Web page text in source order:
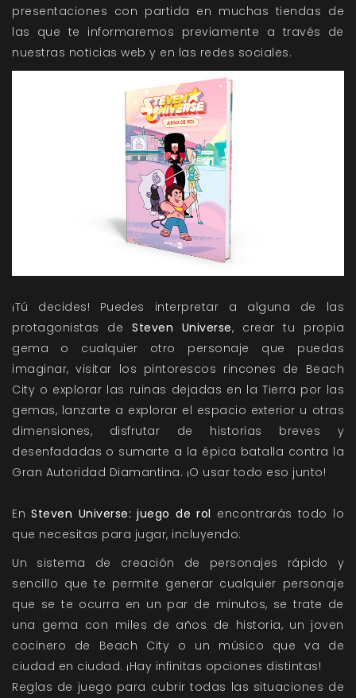
presentaciones con partida en muchas tiendas de
las que te informaremos previamente a través de
nuestras noticias web y en las redes sociales.
¡Tú decides! Puedes interpretar a alguna de las
protagonistas de Steven Universe, crear tu propia
gema o cualquier otro personaje que puedas
imaginar, visitar los pintorescos rincones de Beach
City o explorar las ruinas dejadas en la Tierra por las
gemas, lanzarte a explorar el espacio exterior u otras
dimensiones, disfrutar de historias breves y
desenfadadas o sumarte a la épica batalla contra la
Gran Autoridad Diamantina. ¡O usar todo eso junto!
EnSteven Universe: juego de rol encontrarás todo lo
que necesitas para jugar, incluyendo:
Un sistema de creación de personajes rápido y
sencillo que te permite generar cualquier personaje
que se te ocurra en un par de minutos, se trate de
una gema con miles de años de historia, un joven
cocinero de Beach City o un músico que va de
ciudad en ciudad. ¡Hay infinitas opciones distintas!
Reglas de juego para cubrir todas las situaciones de